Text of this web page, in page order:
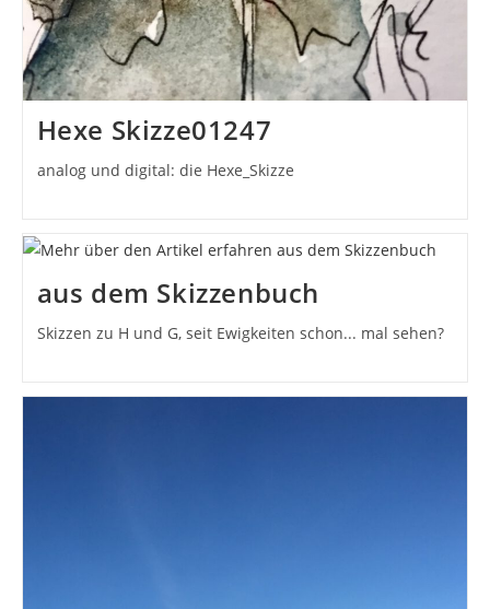
Hexe Skizze01247
analog und digital: die Hexe_Skizze
aus dem Skizzenbuch
Skizzen zu H und G, seit Ewigkeiten schon... mal sehen?